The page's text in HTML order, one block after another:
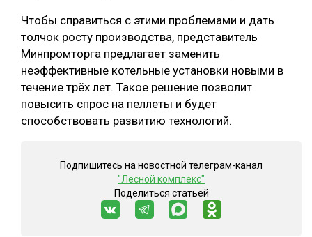
Чтобы справиться с этими проблемами и дать
толчок росту производства, представитель
Минпромторга предлагает заменить
неэффективные котельные установки новыми в
течение трёх лет. Такое решение позволит
повысить спрос на пеллеты и будет
способствовать развитию технологий.
Подпишитесь на новостной телеграм-канал
"Лесной комплекс"
Поделиться статьей